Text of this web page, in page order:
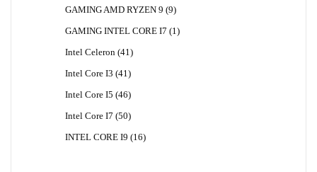
GAMING AMD RYZEN 9 99
GAMING INTEL CORE I7
1 1
Intel Celeron 41 41
Intel Core I3 41 41
Intel Core I5 4646
Intel Core I7 5050
INTEL CORE I9
1616